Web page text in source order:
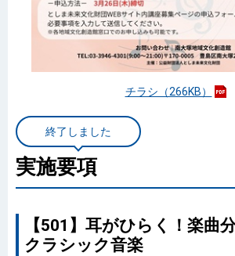
チラシ（266KB）
終了しました
実施要項
【501】耳がひらく！楽曲
クラシック音楽